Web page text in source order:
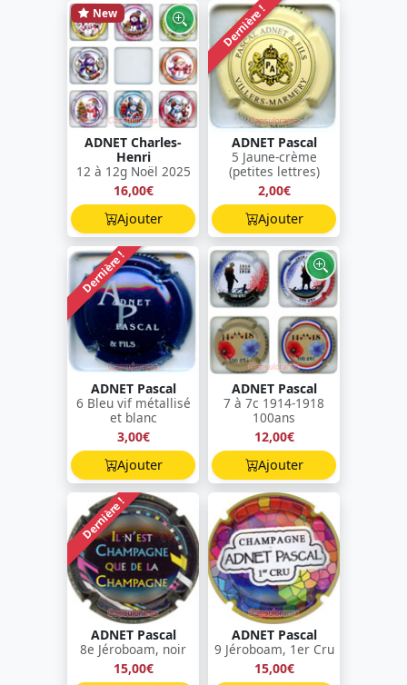
New
ADNET Charles-
Henri
12 à 12g Noël 2025
16,00€
Ajouter
Dernière !
ADNET Pascal
5 Jaune-crème
(petites lettres)
2,00€
Ajouter
Dernière !
ADNET Pascal
6 Bleu vif métallisé
et blanc
3,00€
Ajouter
ADNET Pascal
7 à 7c 1914-1918
100ans
12,00€
Ajouter
Dernière !
ADNET Pascal
8e Jéroboam, noir
15,00€
ADNET Pascal
9 Jéroboam, 1er Cru
15,00€